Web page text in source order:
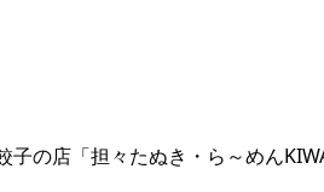
子の店「担々たぬき・ら～めん